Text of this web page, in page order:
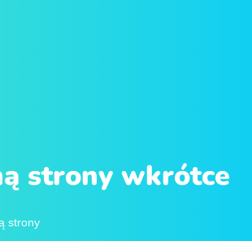
strony wkrótce
strony